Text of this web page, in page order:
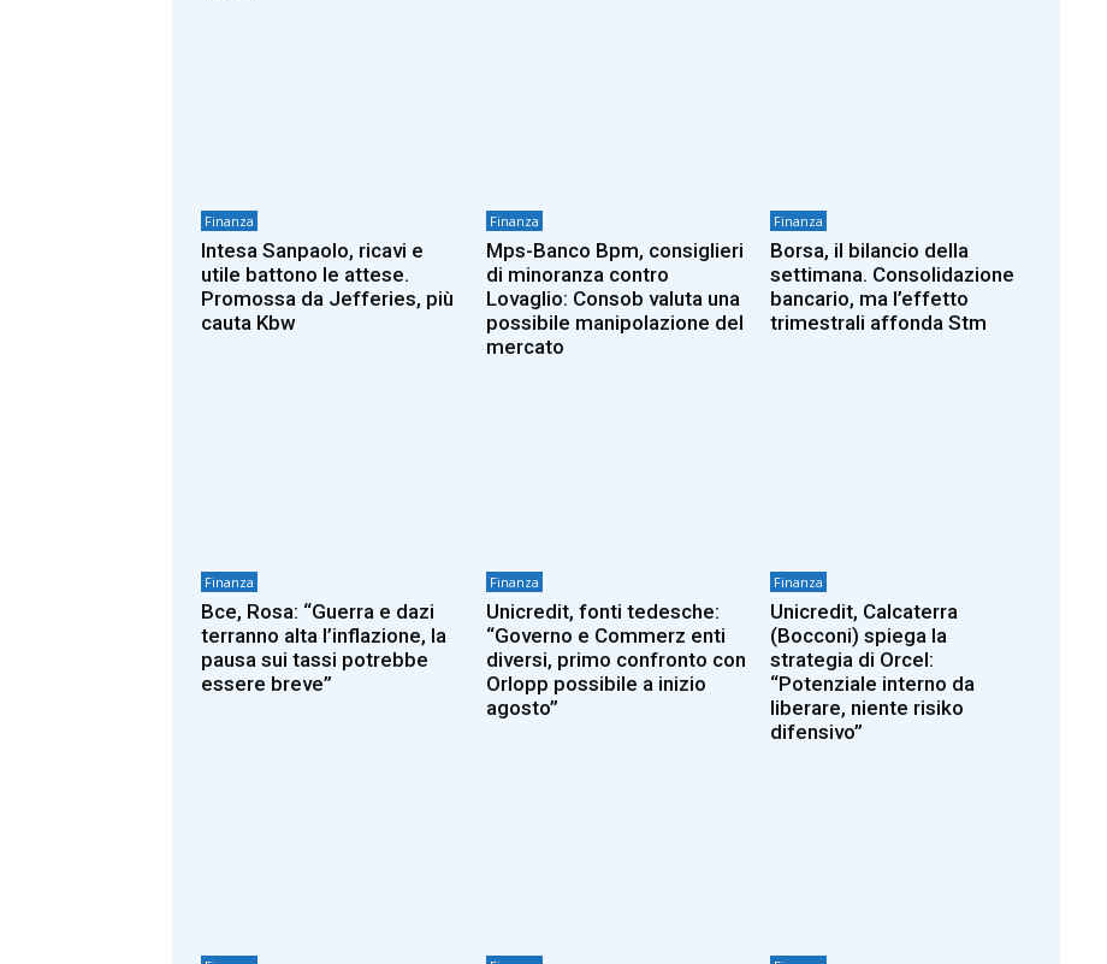
Finanza
Intesa Sanpaolo, ricavi e
utile battono le attese.
Promossa da Jefferies, più
cauta Kbw
Finanza
Mps-Banco Bpm, consiglieri
di minoranza contro
Lovaglio: Consob valuta una
possibile manipolazione del
mercato
Finanza
Borsa, il bilancio della
settimana. Consolidazione
bancario, ma l’effetto
trimestrali affonda Stm
Finanza
Bce, Rosa: “Guerra e dazi
terranno alta l’inflazione, la
pausa sui tassi potrebbe
essere breve”
Finanza
Unicredit, fonti tedesche:
“Governo e Commerz enti
diversi, primo confronto con
Orlopp possibile a inizio
agosto”
Finanza
Unicredit, Calcaterra
(Bocconi) spiega la
strategia di Orcel:
“Potenziale interno da
liberare, niente risiko
difensivo”